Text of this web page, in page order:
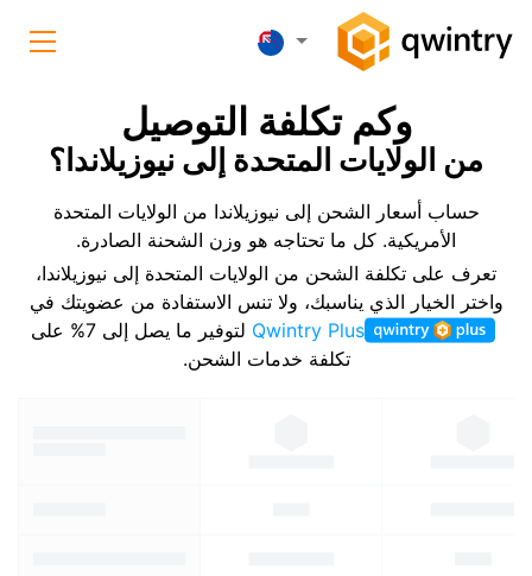
وكم تكلفة التوصيل
من الولايات المتحدة إلى نيوزيلاندا؟
حساب أسعار الشحن إلى نيوزيلاندا من الولايات المتحدة
الأمريكية. كل ما تحتاجه هو وزن الشحنة الصادرة.
تعرف على تكلفة الشحن من الولايات المتحدة إلى نيوزيلاندا،
واختر الخيار الذي يناسبك، ولا تنس الاستفادة من عضويتك في
Qwintry Plus
لتوفير ما يصل إلى 7% على
تكلفة خدمات الشحن.